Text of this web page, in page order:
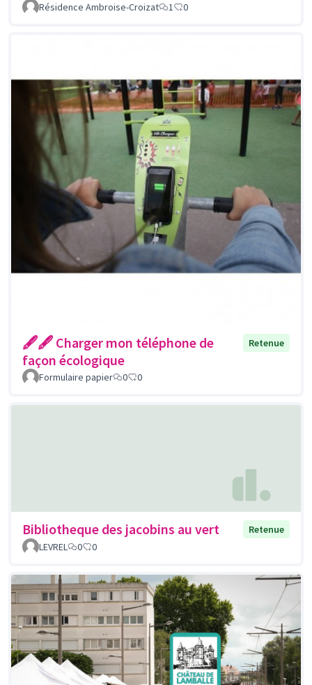
Résidence Ambroise-Croizat
1 0
🖋🖋 Charger mon téléphone de
façon écologique
Retenue
Formulaire papier 0 0
Bibliotheque des jacobins au vert
Retenue
LEVREL
0 0